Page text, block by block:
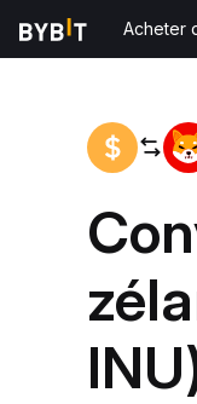
Acheter